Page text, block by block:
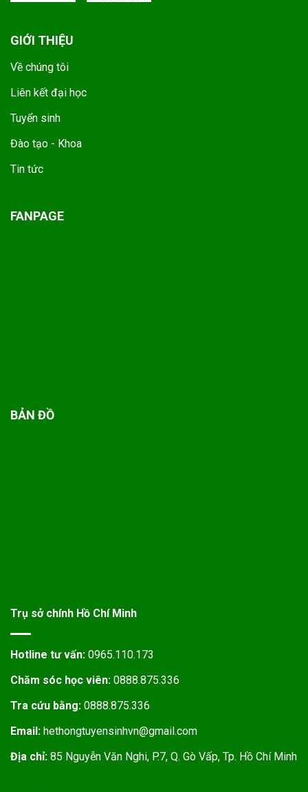
GIỚI THIỆU
Về chúng tôi
Liên kết đại học
Tuyển sinh
Đào tạo - Khoa
Tin tức
FANPAGE
BẢN ĐỒ
Trụ sở chính Hồ Chí Minh
Hotline tư vấn: 0965.110.173
Chăm sóc học viên: 0888.875.336
Tra cứu bằng: 0888.875.336
Email: hethongtuyensinhvn@gmail.com
Địa chỉ: 85 Nguyễn Văn Nghi, P.7, Q. Gò Vấp, Tp. Hồ Chí Minh